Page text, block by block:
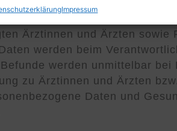
Impressum
Ärztinnen und Ärzten sowie
werden beim
werden unmittelbar
zu Ärztinnen und Ärzten
Daten und